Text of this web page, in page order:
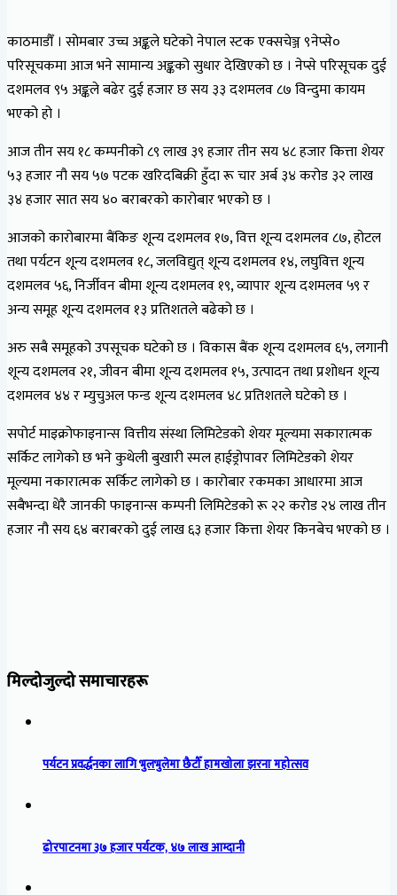
काठमाडौँ । सोमबार उच्च अङ्कले घटेको नेपाल स्टक एक्सचेञ्ज ९नेप्से०
परिसूचकमा आज भने सामान्य अङ्कको सुधार देखिएको छ । नेप्से परिसूचक दुई
दशमलव ९५ अङ्कले बढेर दुई हजार छ सय ३३ दशमलव ८७ विन्दुमा कायम
भएको हो ।
आज तीन सय १८ कम्पनीको ८९ लाख ३९ हजार तीन सय ४८ हजार कित्ता शेयर
५३ हजार नौ सय ५७ पटक खरिदबिक्री हुँदा रू चार अर्ब ३४ करोड ३२ लाख
३४ हजार सात सय ४० बराबरको कारोबार भएको छ ।
आजको कारोबारमा बैंकिङ शून्य दशमलव १७, वित्त शून्य दशमलव ८७, होटल
तथा पर्यटन शून्य दशमलव १८, जलविद्युत् शून्य दशमलव १४, लघुवित्त शून्य
दशमलव ५६, निर्जीवन बीमा शून्य दशमलव १९, व्यापार शून्य दशमलव ५९ र
अन्य समूह शून्य दशमलव १३ प्रतिशतले बढेको छ ।
अरु सबै समूहको उपसूचक घटेको छ । विकास बैंक शून्य दशमलव ६५, लगानी
शून्य दशमलव २१, जीवन बीमा शून्य दशमलव १५, उत्पादन तथा प्रशोधन शून्य
दशमलव ४४ र म्युचुअल फन्ड शून्य दशमलव ४८ प्रतिशतले घटेको छ ।
सपोर्ट माइक्रोफाइनान्स वित्तीय संस्था लिमिटेडको शेयर मूल्यमा सकारात्मक
सर्किट लागेको छ भने कुथेली बुखारी स्मल हाईड्रोपावर लिमिटेडको शेयर
मूल्यमा नकारात्मक सर्किट लागेको छ । कारोबार रकमका आधारमा आज
सबैभन्दा धेरै जानकी फाइनान्स कम्पनी लिमिटेडको रू २२ करोड २४ लाख तीन
हजार नौ सय ६४ बराबरको दुई लाख ६३ हजार कित्ता शेयर किनबेच भएको छ ।
मिल्दोजुल्दो समाचारहरू
पर्यटन प्रवर्द्धनका लागि भुलभुलेमा छैटौँ हामखोला झरना महोत्सव
ढोरपाटनमा ३७ हजार पर्यटक, ४७ लाख आम्दानी